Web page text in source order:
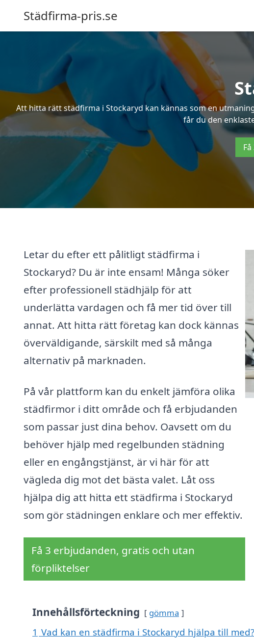
Städfirma-pris.se
Att hitta rätt städfirma i Stockaryd kan kännas som en
får du den
Letar du efter ett pålitligt städfirma i
Stockaryd? Du är inte ensam! Många söker
efter professionell städhjälp för att
underlätta vardagen och få mer tid över till
annat. Att hitta rätt företag kan dock kännas
överväldigande, särskilt med så många
alternativ på marknaden.
På vår plattform kan du enkelt jämföra olika
städfirmor i ditt område och få erbjudanden
som passar just dina behov. Oavsett om du
behöver hjälp med regelbunden städning
eller en engångstjänst, är vi här för att
vägleda dig mot det bästa valet. Låt oss
hjälpa dig att hitta ett städfirma i Stockaryd
som gör städningen enklare och mer effektiv.
Få 3 erbjudanden, gratis och utan
förpliktelser
Innehållsförteckning gömma
1 Vad kan en städfirma i Stockaryd hjälpa till med?